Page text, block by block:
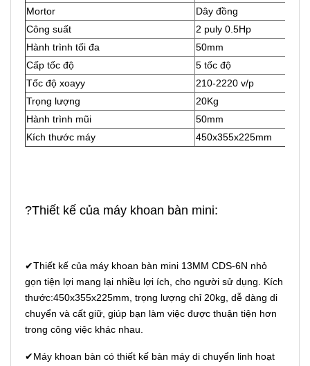
Mortor
Dây đồng
Công suất
2 puly 0.5Hp
Hành trình tối đa
50mm
Cấp tốc độ
5 tốc độ
Tốc độ xoayy
210-2220 v/p
Trọng lượng
20Kg
Hành trình mũi
50mm
Kích thước máy
450x355x225mm
?Thiết kế của máy khoan bàn mini:
✔Thiết kế của máy khoan bàn mini 13MM CDS-6N nhỏ
gọn tiện lợi mang lại nhiều lợi ích, cho người sử dụng. Kích
thước:450x355x225mm, trọng lượng chỉ 20kg, dễ dàng di
chuyển và cất giữ, giúp bạn làm việc được thuận tiện hơn
trong công việc khác nhau.
✔Máy khoan bàn có thiết kế bàn máy di chuyển linh hoạt